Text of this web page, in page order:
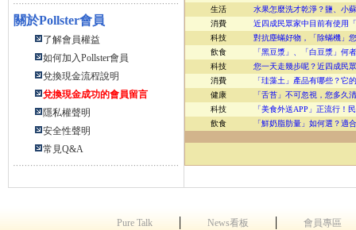
關於Pollster會員
了解會員權益
如何加入Pollster會員
兌換現金流程說明
兌換現金成功的會員留言
隱私權聲明
安全性聲明
常見Q&A
生活
水果怎麼洗才乾淨？鹽、小
消費
近四成民眾家中目前有使用
科技
對抗塵蟎好物，「除蟎機」
飲食
「黑豆漿」、「白豆漿」何
科技
您一天走幾步呢？近四成民
消費
「珪藻土」產品有哪些？它
健康
「舌苔」不可忽視，您多久
科技
「美食外送APP」正流行！
飲食
「鮮奶脂肪量」如何選？
Pure Talk News看板 會員專區